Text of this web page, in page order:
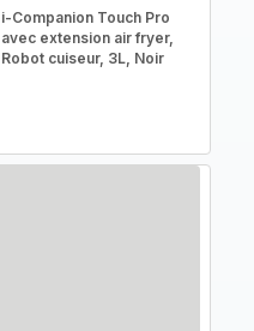
i-Companion Touch Pro
avec extension air fryer,
Robot cuiseur, 3L, Noir